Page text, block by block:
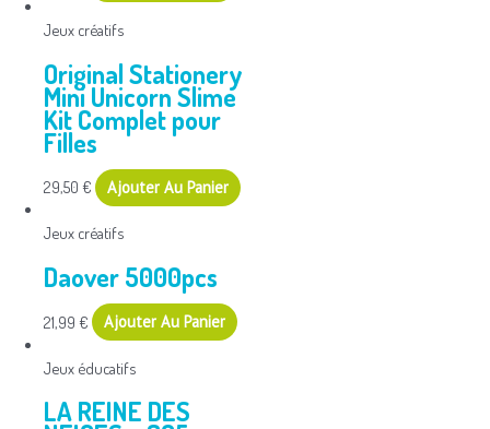
Jeux créatifs
Original Stationery
Mini Unicorn Slime
Kit Complet pour
Filles
29,50 € Ajouter Au Panier
Jeux créatifs
Daover 5000pcs
21,99 € Ajouter Au Panier
Jeux éducatifs
LA REINE DES